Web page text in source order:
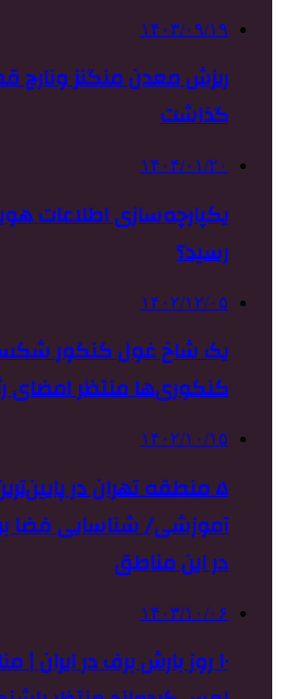
۱۴۰۳/۰۹/۱۹
ریزش معدن منگنز ونارچ
گذاشت
۱۴۰۴/۰۱/۲۰
یکپارچه‌سازی اطلاعات
رسید؟
۱۴۰۲/۱۲/۰۵
یک شاخ غول کنکور
کنکوری‌ها منتظر امضای
۱۴۰۲/۱۰/۱۵
۵ منطقه تهران در
آموزشی/ شناسایی فضا
در این مناطق
۱۴۰۳/۱۰/۰۶
۱۰ روز بارش برف در